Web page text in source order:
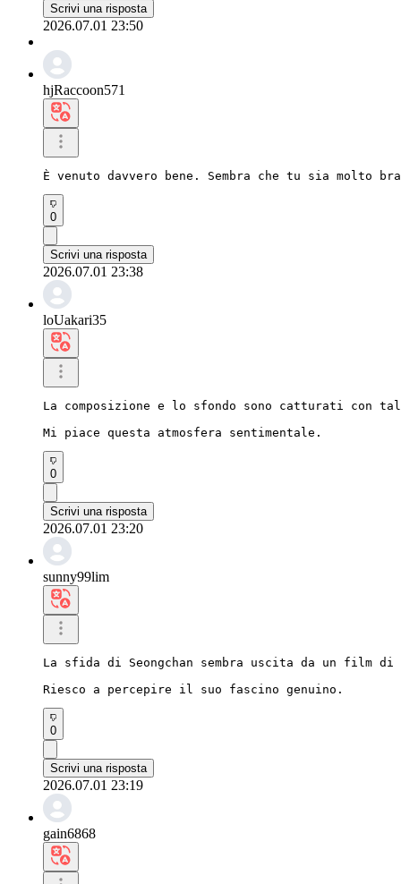
Scrivi una risposta
2026.07.01 23:50
hjRaccoon571
È venuto davvero bene. Sembra che tu sia molto
0
Scrivi una risposta
2026.07.01 23:38
loUakari35
La composizione e lo sfondo sono catturati con
Mi piace questa atmosfera sentimentale.
0
Scrivi una risposta
2026.07.01 23:20
sunny99lim
La sfida di Seongchan sembra uscita da un film di
Riesco a percepire il suo fascino genuino.
0
Scrivi una risposta
2026.07.01 23:19
gain6868